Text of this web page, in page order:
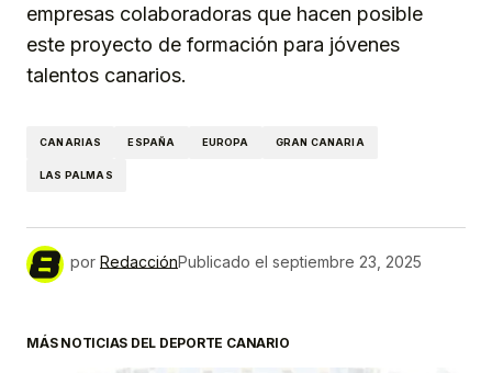
empresas colaboradoras que hacen posible
este proyecto de formación para jóvenes
talentos canarios.
CANARIAS ESPAÑA EUROPA GRAN CANARIA
LAS PALMAS
por RedacciónPublicado el septiembre 23, 2025
MÁS NOTICIAS DEL DEPORTE CANARIO